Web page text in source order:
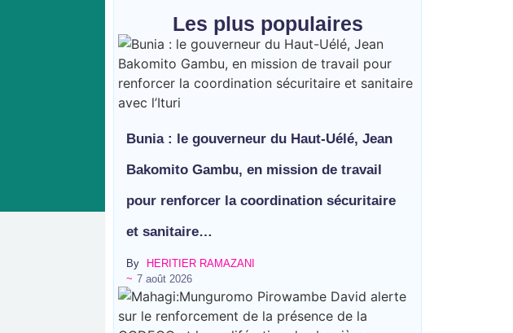
de la présence de la CODECO et
Les plus populaires
Bunia : le gouverneur du Haut-Uélé, Jean
Bakomito Gambu, en mission de travail
pour renforcer la coordination sécuritaire
et sanitaire…
By
HERITIER RAMAZANI
~ 7 août 2026